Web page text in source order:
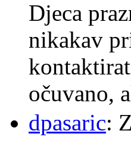
Djeca
nikakav
očuvano,
dpasaric: